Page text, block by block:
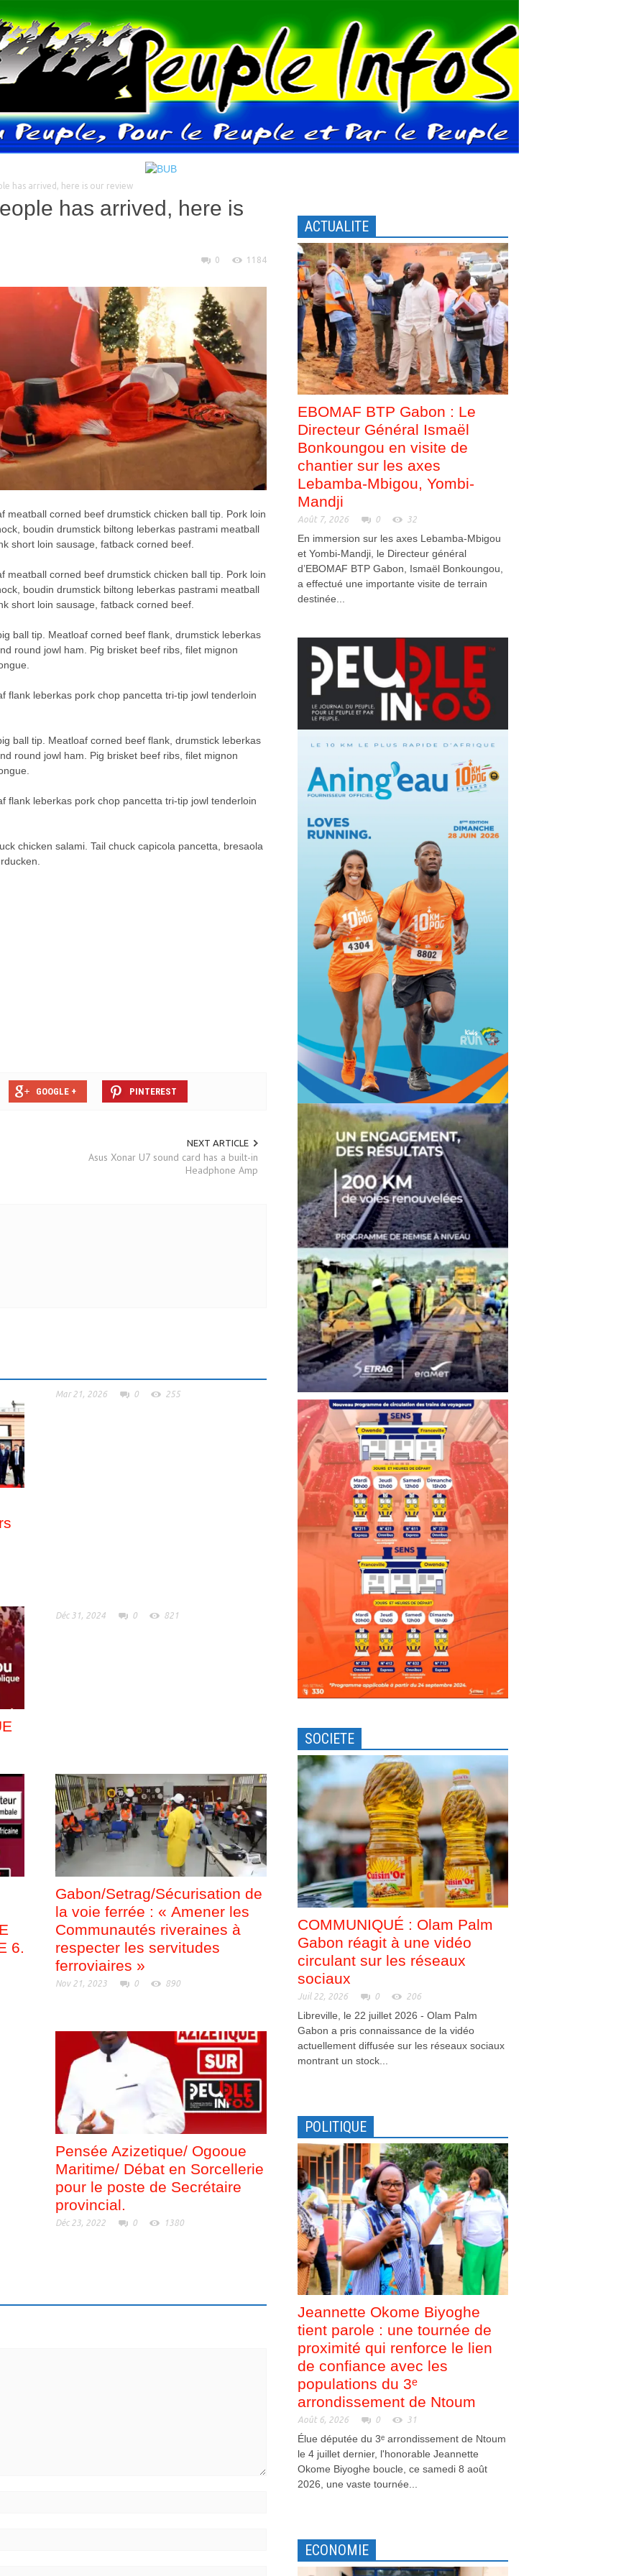
has arrived, here is our review
has arrived, here is
0 1184
meatball corned beef drumstick chicken ball tip. Pork loin
boudin drumstick biltong leberkas pastrami meatball
short loin sausage, fatback corned beef.
meatball corned beef drumstick chicken ball tip. Pork loin
boudin drumstick biltong leberkas pastrami meatball
short loin sausage, fatback corned beef.
ball tip. Meatloaf corned beef flank, drumstick leberkas
round jowl ham. Pig brisket beef ribs, filet mignon
flank leberkas pork chop pancetta tri-tip jowl tenderloin
ball tip. Meatloaf corned beef flank, drumstick leberkas
round jowl ham. Pig brisket beef ribs, filet mignon
flank leberkas pork chop pancetta tri-tip jowl tenderloin
chicken salami. Tail chuck capicola pancetta, bresaola
GOOGLE + PINTEREST
NEXT ARTICLE
Asus Xonar U7 sound card has a built-in
Headphone Amp
Mar 21, 2026 0 255
Déc 31, 2024 0 821
6.
Gabon/Setrag/Sécurisation de
la voie ferrée : « Amener les
Communautés riveraines à
respecter les servitudes
ferroviaires »
Nov 21, 2023 0 890
Pensée Azizetique/ Ogooue
Maritime/ Débat en Sorcellerie
pour le poste de Secrétaire
provincial.
Déc 23, 2022 0 1380
ACTUALITE
EBOMAF BTP Gabon : Le
Directeur Général Ismaël
Bonkoungou en visite de
chantier sur les axes
Lebamba-Mbigou, Yombi-
Mandji
Août 7, 2026 0 32
En immersion sur les axes Lebamba-Mbigou
et Yombi-Mandji, le Directeur général
d’EBOMAF BTP Gabon, Ismaël Bonkoungou,
a effectué une importante visite de terrain
destinée...
SOCIETE
COMMUNIQUÉ : Olam Palm
Gabon réagit à une vidéo
circulant sur les réseaux
sociaux
Juil 22, 2026 0 206
Libreville, le 22 juillet 2026 - Olam Palm
Gabon a pris connaissance de la vidéo
actuellement diffusée sur les réseaux sociaux
montrant un stock...
POLITIQUE
Jeannette Okome Biyoghe
tient parole : une tournée de
proximité qui renforce le lien
de confiance avec les
populations du 3ᵉ
arrondissement de Ntoum
Août 6, 2026 0 31
Élue députée du 3ᵉ arrondissement de Ntoum
le 4 juillet dernier, l'honorable Jeannette
Okome Biyoghe boucle, ce samedi 8 août
2026, une vaste tournée...
ECONOMIE